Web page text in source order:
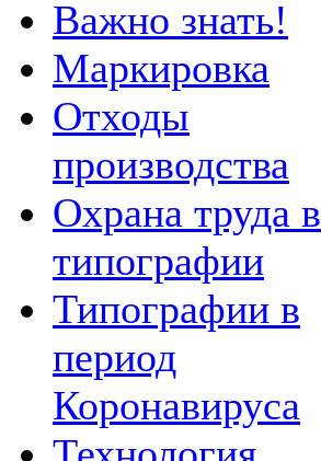
Важно знать!
Маркировка
Отходы
производства
Охрана труда в
типографии
Типографии в
период
Коронавируса